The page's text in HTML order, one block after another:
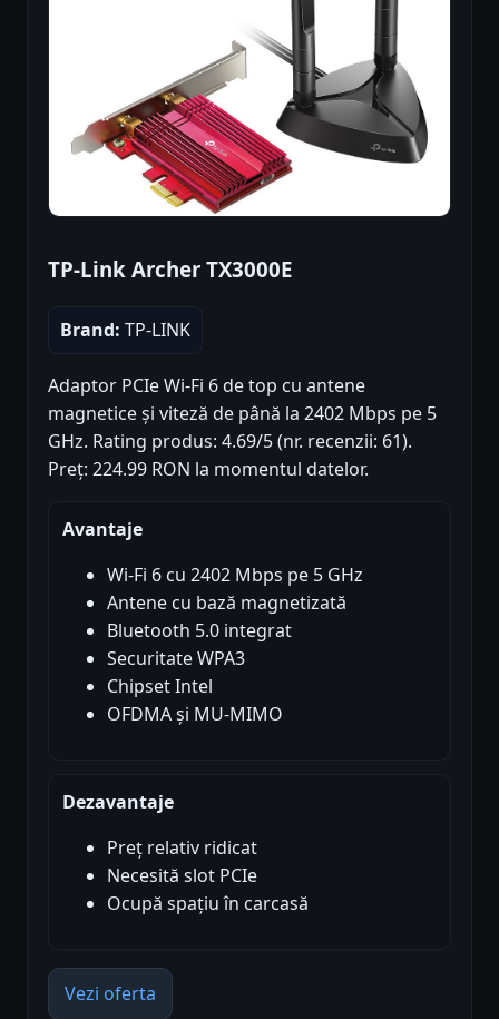
TP-Link Archer TX3000E
Brand: TP-LINK
Adaptor PCIe Wi-Fi 6 de top cu antene
magnetice și viteză de până la 2402 Mbps pe 5
GHz. Rating produs: 4.69/5 (nr. recenzii: 61).
Preț: 224.99 RON la momentul datelor.
Avantaje
Wi-Fi 6 cu 2402 Mbps pe 5 GHz
Antene cu bază magnetizată
Bluetooth 5.0 integrat
Securitate WPA3
Chipset Intel
OFDMA și MU-MIMO
Dezavantaje
Preț relativ ridicat
Necesită slot PCIe
Ocupă spațiu în carcasă
Vezi oferta